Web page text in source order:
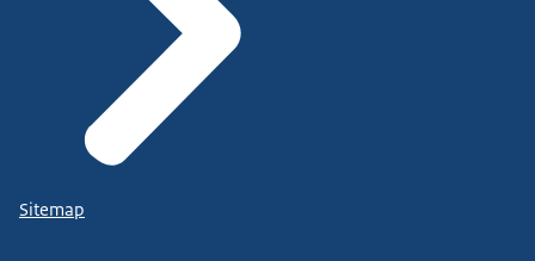
Sitemap